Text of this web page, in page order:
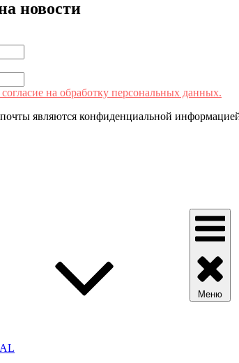
новости
на обработку персональных данных.
являются конфиденциальной
Меню